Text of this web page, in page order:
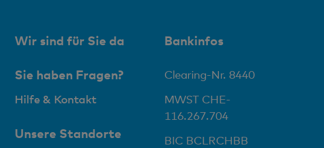
Wir sind für Sie da
Sie haben Fragen?
Hilfe & Kontakt
Unsere Standorte
Bankinfos
Clearing-Nr. 8440
MWST CHE-
116.267.704
BIC BCLRCHBB